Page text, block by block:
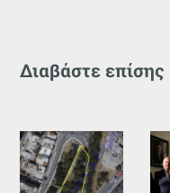
Διαβάστε επίσης